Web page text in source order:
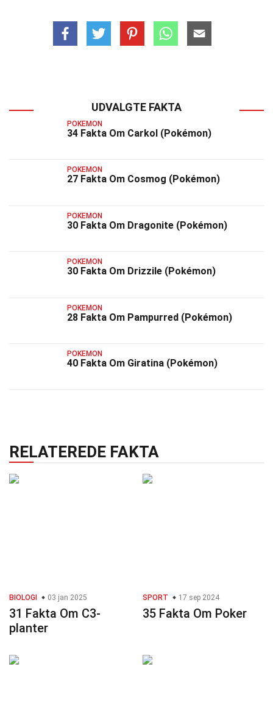
UDVALGTE FAKTA
POKEMON
34 Fakta Om Carkol (Pokémon)
POKEMON
27 Fakta Om Cosmog (Pokémon)
POKEMON
30 Fakta Om Dragonite (Pokémon)
POKEMON
30 Fakta Om Drizzile (Pokémon)
POKEMON
28 Fakta Om Pampurred (Pokémon)
POKEMON
40 Fakta Om Giratina (Pokémon)
RELATEREDE FAKTA
BIOLOGI 03 jan 2025
31 Fakta Om C3-
planter
SPORT 17 sep 2024
35 Fakta Om Poker